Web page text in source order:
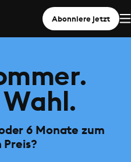
Abonniere jetzt
6 Monate zum
Preis?